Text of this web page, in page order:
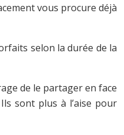
vous procure déjà
selon la durée de la
de le partager en face
sont plus à l’aise pour